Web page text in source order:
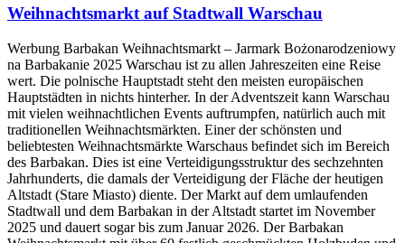
Weihnachtsmarkt auf Stadtwall Warschau
Werbung Barbakan Weihnachtsmarkt – Jarmark Bożonarodzeniowy
na Barbakanie 2025 Warschau ist zu allen Jahreszeiten eine Reise
wert. Die polnische Hauptstadt steht den meisten europäischen
Hauptstädten in nichts hinterher. In der Adventszeit kann Warschau
mit vielen weihnachtlichen Events auftrumpfen, natürlich auch mit
traditionellen Weihnachtsmärkten. Einer der schönsten und
beliebtesten Weihnachtsmärkte Warschaus befindet sich im Bereich
des Barbakan. Dies ist eine Verteidigungsstruktur des sechzehnten
Jahrhunderts, die damals der Verteidigung der Fläche der heutigen
Altstadt (Stare Miasto) diente. Der Markt auf dem umlaufenden
Stadtwall und dem Barbakan in der Altstadt startet im November
2025 und dauert sogar bis zum Januar 2026. Der Barbakan